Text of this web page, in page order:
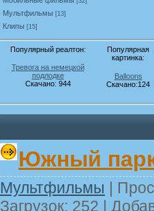
Мультфильмы [13]
Клипы [15]
Популярный реалтон:
Тревога на немецкой
подлодке
Скачано: 944
Популярная
картинка:
Balloons
Скачано:124
Южный парк
Мультфильмы |
Загрузок: 252 |